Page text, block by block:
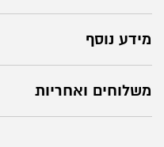
מידע נוסף
משלוחים ואחריות